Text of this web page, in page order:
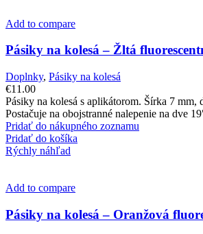
Add to compare
Pásiky na kolesá – Žltá
Doplnky, Pásiky na kolesá
€11.00
Pásiky na kolesá s aplikátorom. Šírka 7 mm,
Postačuje na obojstranné nalepenie na dve
Pridať do nákupného zoznamu
Pridať do košíka
Rýchly náhľad
Add to compare
Pásiky na kolesá – Oranžová